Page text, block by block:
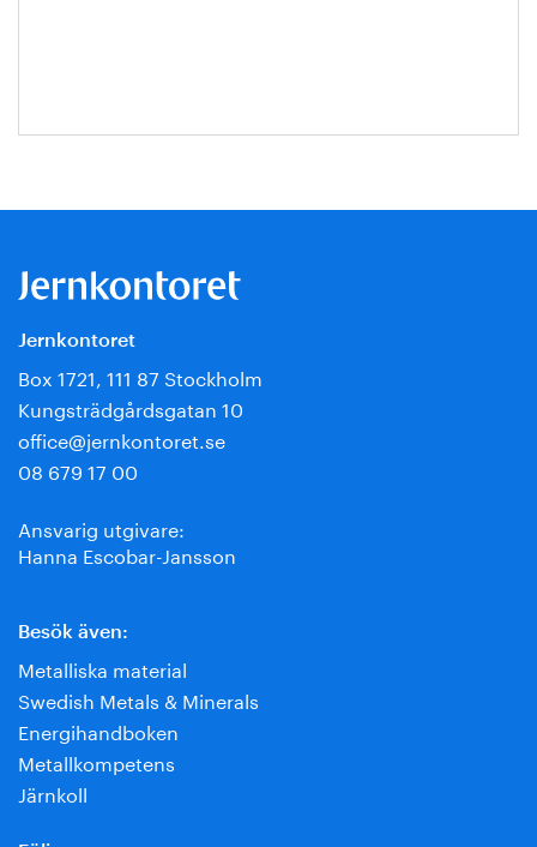
Jernkontoret
Box 1721, 111 87 Stockholm
Kungsträdgårdsgatan 10
office@jernkontoret.se
08 679 17 00
Ansvarig utgivare:
Hanna Escobar-Jansson
Besök även:
Metalliska material
Swedish Metals & Minerals
Energihandboken
Metallkompetens
Järnkoll